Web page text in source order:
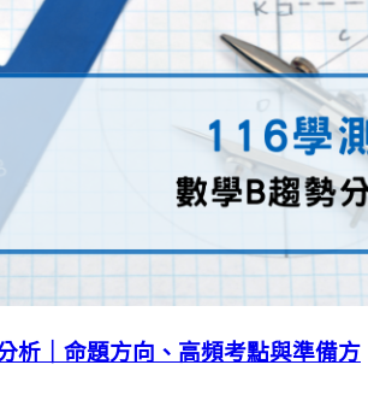
析｜命題方向、高頻考點與準備方